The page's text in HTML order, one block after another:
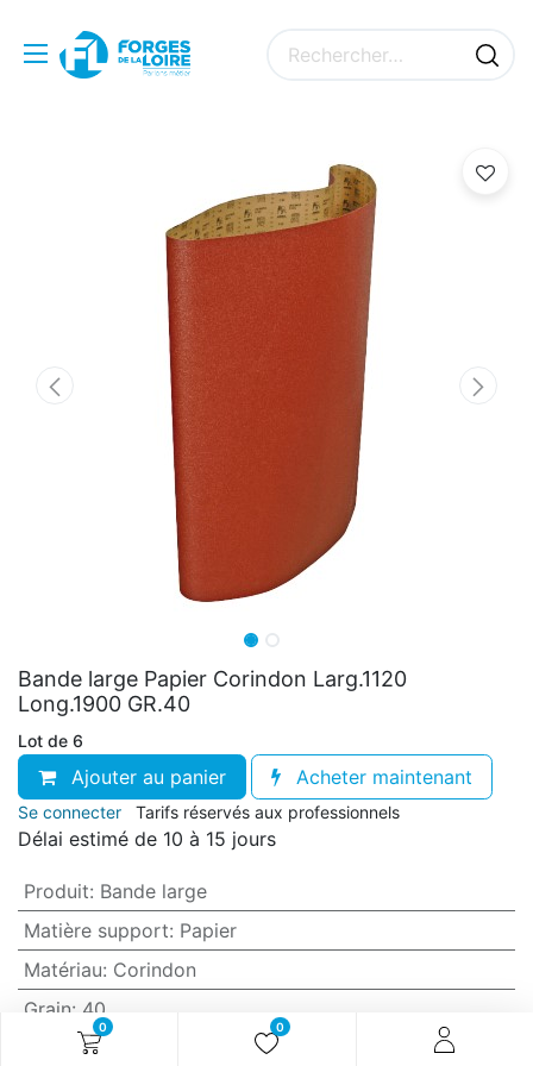
0 0
Bande large Papier Corindon Larg.1120
Long.1900 GR.40
Lot de 6
Ajouter au panier Acheter maintenant
Se connecter Tarifs réservés aux professionnels
Délai estimé de 10 à 15 jours
Produit: Bande large
Matière support: Papier
Matériau: Corindon
Grain: 40
Anti-encrassement
Non (standard)